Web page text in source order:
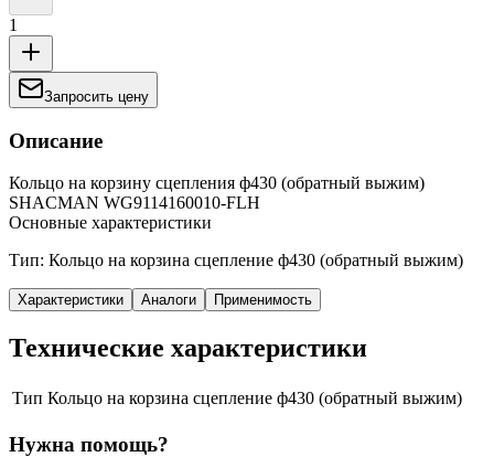
1
Запросить цену
Описание
Кольцо на корзину сцепления ф430 (обратный выжим)
SHACMAN WG9114160010-FLH
Основные характеристики
Тип: Кольцо на корзина сцепление ф430 (обратный выжим)
Характеристики Аналоги Применимость
Технические характеристики
Тип Кольцо на корзина сцепление ф430 (обратный выжим)
Нужна помощь?